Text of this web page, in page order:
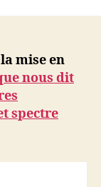
mise en
nous dit
spectre